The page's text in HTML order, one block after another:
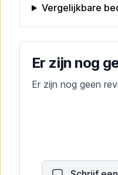
Vergelijkbare
Bedrijfs reviews
Er zijn nog
Er zijn nog geen